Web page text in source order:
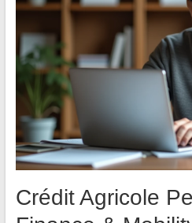
Crédit Agricole